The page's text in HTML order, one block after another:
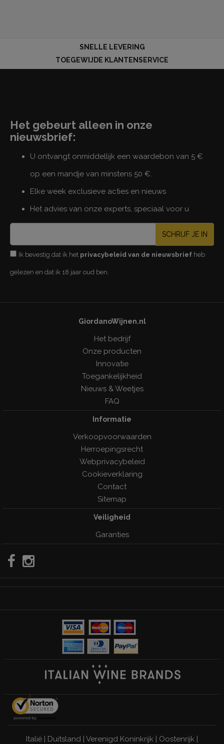
SNELLE LEVERING
TOEGEWIJDE KLANTENSERVICE
Het gebeurt alleen in onze
nieuwsbrief:
U ontvangt onmiddellijk een waardebon van 5 €
op een mandje van minstens 50 €.
Elke week exclusieve acties en nieuws
Het advies van onze experts, speciaal voor u
SCHRIJF JE IN
Ik bevestig dat ik het privacybeleid van de nieuwsbrief heb
gelezen en dat ik 18 jaar oud ben.
GiordanoWijnen.nl
Het bedrijf
Onze producten
Innovatie
Toegankelijkheid
Nieuws & Weetjes
FAQ
Informatie
Verkoopvoorwaarden
Herroepingsrecht
Webprivacybeleid
Cookieverklaring
Contact
Sitemap
Veiligheid
Garanties
Italië Duitsland Verenigd Koninkrijk Oostenrijk